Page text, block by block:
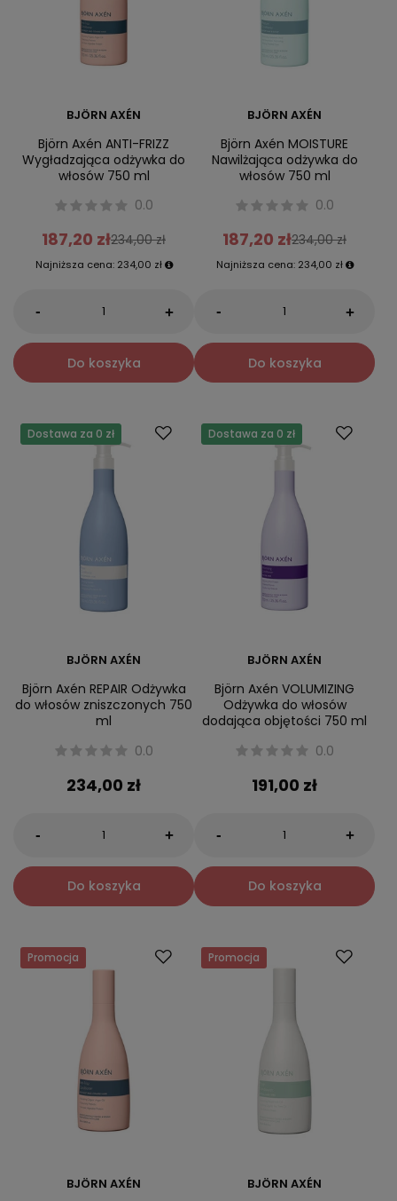
BJÖRN AXÉN
Björn Axén ANTI-FRIZZ
Wygładzająca odżywka do
włosów 750 ml
0.0
187,20 zł234,00 zł
Najniższa cena: 234,00 zł
- +
Do koszyka
BJÖRN AXÉN
Björn Axén MOISTURE
Nawilżająca odżywka do
włosów 750 ml
0.0
187,20 zł234,00 zł
Najniższa cena: 234,00 zł
- +
Do koszyka
Dostawa za 0 zł
BJÖRN AXÉN
Björn Axén REPAIR Odżywka
do włosów zniszczonych 750
ml
0.0
234,00 zł
- +
Do koszyka
Dostawa za 0 zł
BJÖRN AXÉN
Björn Axén VOLUMIZING
Odżywka do włosów
dodająca objętości 750 ml
0.0
191,00 zł
- +
Do koszyka
Promocja
BJÖRN AXÉN
Promocja
BJÖRN AXÉN